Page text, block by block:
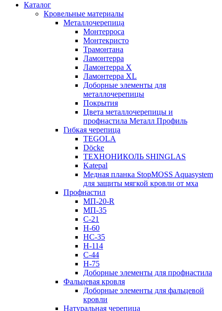
Каталог
Кровельные материалы
Металлочерепица
Монтерроса
Монтекристо
Трамонтана
Ламонтерра
Ламонтерра X
Ламонтерра XL
Доборные элементы для
металлочерепицы
Покрытия
Цвета металлочерепицы и
профнастила Металл Профиль
Гибкая черепица
TEGOLA
Döcke
ТЕХНОНИКОЛЬ SHINGLAS
Katepal
Медная планка StopMOSS Aquasystem
для защиты мягкой кровли от мха
Профнастил
МП-20-R
МП-35
С-21
Н-60
НС-35
Н-114
С-44
Н-75
Доборные элементы для профнастила
Фальцевая кровля
Доборные элементы для фальцевой
кровли
Натуральная черепица